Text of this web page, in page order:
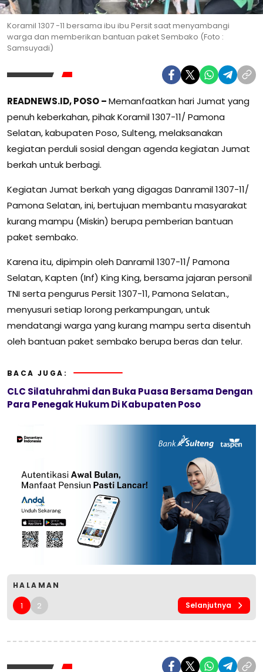
Koramil 1307 -11 bersama ibu ibu Persit saat menyambangi
warga dan memberikan bantuan paket Sembako (Foto :
Samsuyadi)
READNEWS.ID, POSO –Memanfaatkan hari Jumat yang
penuh keberkahan, pihak Koramil 1307-11/ Pamona
Selatan, kabupaten Poso, Sulteng, melaksanakan
kegiatan perduli sosial dengan agenda kegiatan Jumat
berkah untuk berbagi.
Kegiatan Jumat berkah yang digagas Danramil 1307-11/
Pamona Selatan, ini, bertujuan membantu masyarakat
kurang mampu (Miskin) berupa pemberian bantuan
paket sembako.
Karena itu, dipimpin oleh Danramil 1307-11/ Pamona
Selatan, Kapten (Inf) King King, bersama jajaran personil
TNI serta pengurus Persit 1307-11, Pamona Selatan.,
menyusuri setiap lorong perkampungan, untuk
mendatangi warga yang kurang mampu serta disentuh
oleh bantuan paket sembako berupa beras dan telur.
BACA JUGA:
CLC Silatuhrahmi dan Buka Puasa Bersama Dengan
Para Penegak Hukum Di Kabupaten Poso
HALAMAN
1 2 Selanjutnya